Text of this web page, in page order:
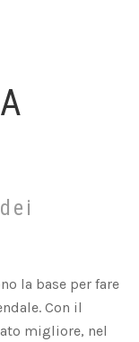
la base per fare
Con il
migliore, nel